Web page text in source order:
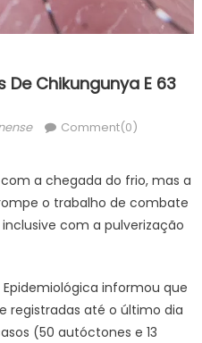
De Chikungunya E 63
Comment(0)
a chegada do frio, mas a
o trabalho de combate
com a pulverização
informou que
registradas até o último dia
(50 autóctones e 13